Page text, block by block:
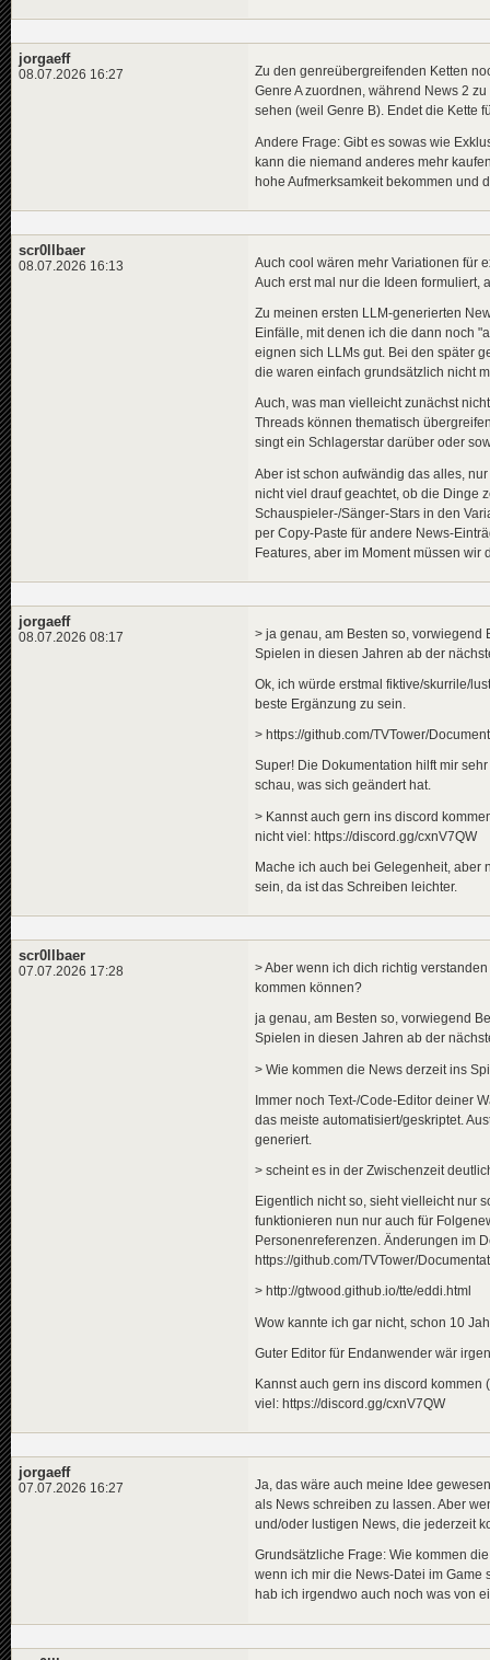
jorgaeff
08.07.2026 16:27
Zu den genreübergreifenden Ketten
Genre A zuordnen, während News 2
sehen (weil Genre B). Endet die Kette
Andere Frage: Gibt es sowas wie
kann die niemand anderes mehr
hohe Aufmerksamkeit bekommen und
scr0llbaer
08.07.2026 16:13
Auch cool wären mehr Variationen für
Auch erst mal nur die Ideen formuliert,
Zu meinen ersten LLM-generierten
Einfälle, mit denen ich die dann noch
eignen sich LLMs gut. Bei den später
die waren einfach grundsätzlich nicht
Auch, was man vielleicht zunächst
Threads können thematisch
singt ein Schlagerstar darüber oder
Aber ist schon aufwändig das alles,
nicht viel drauf geachtet, ob die Dinge
Schauspieler-/Sänger-Stars in den
per Copy-Paste für andere News-
Features, aber im Moment müssen wir
jorgaeff
08.07.2026 08:17
> ja genau, am Besten so,
Spielen in diesen Jahren ab der
Ok, ich würde erstmal fiktive/skurrile/
beste Ergänzung zu sein.
> https://github.com/TVTower/
Super! Die Dokumentation hilft mir
schau, was sich geändert hat.
> Kannst auch gern ins discord
nicht viel: https://discord.gg/cxnV7QW
Mache ich auch bei Gelegenheit, aber
sein, da ist das Schreiben leichter.
scr0llbaer
07.07.2026 17:28
> Aber wenn ich dich richtig
kommen können?
ja genau, am Besten so, vorwiegend
Spielen in diesen Jahren ab der
> Wie kommen die News derzeit ins
Immer noch Text-/Code-Editor deiner
das meiste automatisiert/geskriptet.
generiert.
> scheint es in der Zwischenzeit
Eigentlich nicht so, sieht vielleicht nur
funktionieren nun nur auch für
Personenreferenzen. Änderungen im
https://github.com/TVTower/
> http://gtwood.github.io/tte/eddi.html
Wow kannte ich gar nicht, schon 10
Guter Editor für Endanwender wär
Kannst auch gern ins discord
viel: https://discord.gg/cxnV7QW
jorgaeff
07.07.2026 16:27
Ja, das wäre auch meine Idee
als News schreiben zu lassen. Aber
und/oder lustigen News, die jederzeit
Grundsätzliche Frage: Wie kommen
wenn ich mir die News-Datei im
hab ich irgendwo auch noch was von